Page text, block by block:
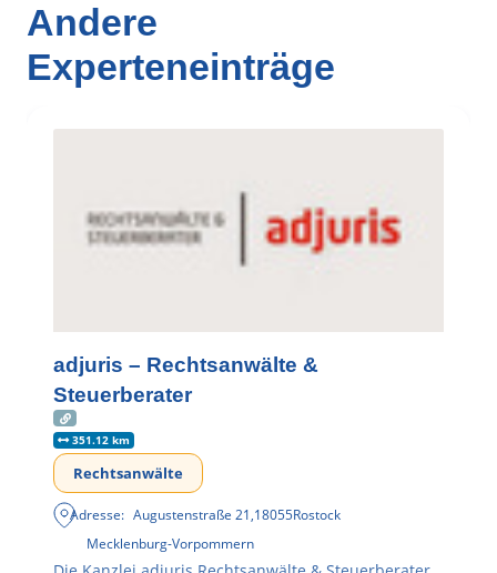
Andere
Experteneinträge
adjuris – Rechtsanwälte &
Steuerberater
351.12 km
Rechtsanwälte
Adresse: Augustenstraße 21,18055Rostock
Mecklenburg-Vorpommern